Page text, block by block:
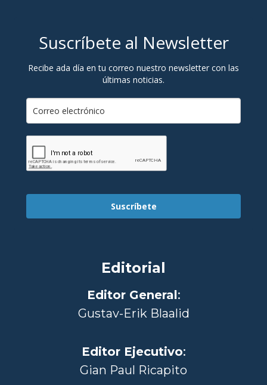
Suscríbete al Newsletter
Recibe ada día en tu correo nuestro newsletter con las
últimas noticias.
Suscríbete
Editorial
Editor General:
Gustav-Erik Blaalid
Editor Ejecutivo:
Gian Paul Ricapito